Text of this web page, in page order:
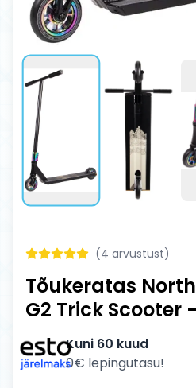
(4 arvustust)
Tõukeratas
G2 Trick
Kuni 60 kuud
0€ lepingutasu!